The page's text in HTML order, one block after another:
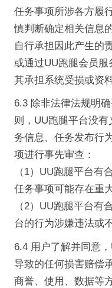
任务事项所涉各方履
慎判断确定相关信息
自行承担因此产生的
或通过UU跑腿会员
其承担系统受损或资
6.3 除非法律法规明
则，UU跑腿平台没
务信息、任务发布行
项进行事先审查：
（1）UU跑腿平台有
任务事项可能存在重
（2）UU跑腿平台有
台的行为涉嫌违法或不
6.4 用户了解并同意
导致的任何损害赔偿
商誉、使用、数据等